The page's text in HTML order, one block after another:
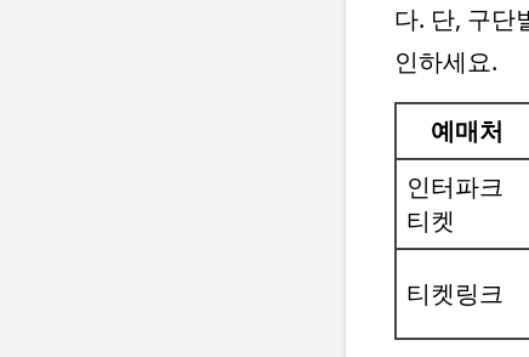
다. 단, 구단
인하세요.
예매처
인터파크
티켓
티켓링크